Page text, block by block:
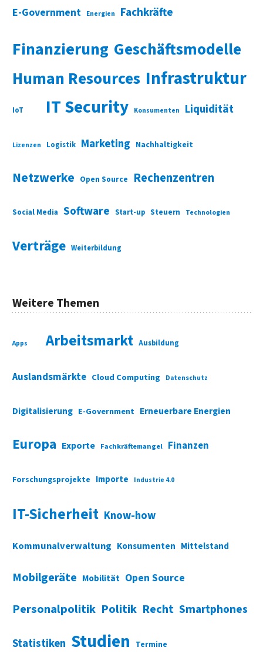
E-Government Energien Fachkräfte
Finanzierung Geschäftsmodelle
Human Resources Infrastruktur
IoT IT Security Konsumenten Liquidität
Lizenzen Logistik Marketing Nachhaltigkeit
Netzwerke Open Source Rechenzentren
Social Media Software Start-up Steuern Technologien
Verträge Weiterbildung
Weitere Themen
Apps Arbeitsmarkt Ausbildung
Auslandsmärkte Cloud Computing Datenschutz
Digitalisierung E-Government Erneuerbare Energien
Europa Exporte Fachkräftemangel Finanzen
Forschungsprojekte Importe Industrie 4.0
IT-Sicherheit Know-how
Kommunalverwaltung Konsumenten Mittelstand
Mobilgeräte Mobilität Open Source
Personalpolitik Politik Recht Smartphones
Statistiken Studien Termine